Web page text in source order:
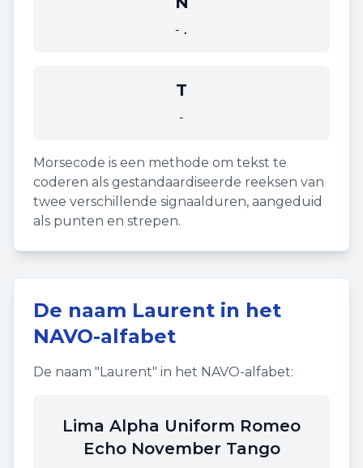
-.
T
-
Morsecode is een methode om tekst te
coderen als gestandaardiseerde reeksen van
twee verschillende signaalduren, aangeduid
als punten en strepen.
De naam Laurent in het
NAVO-alfabet
De naam "Laurent" in het NAVO-alfabet:
Lima Alpha Uniform Romeo
Echo November Tango